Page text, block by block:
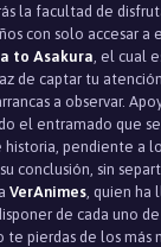
la facultad de
con solo accesar a
to Asakura , el cual
de captar tu
a observar.
el entramado que
pendiente a
conclusión, sin
VerAnimes , quien
de cada uno
te pierdas de los más